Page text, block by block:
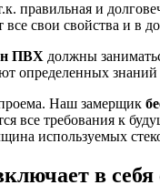
и
свои свойства и в
ПВХ должны
определенных
Наш замерщик
все требования к
используемых
в